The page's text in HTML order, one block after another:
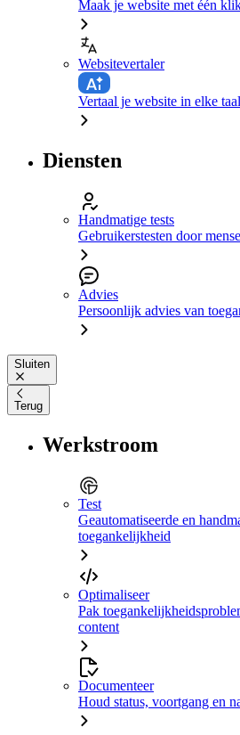
Maak je website met één
Websitevertaler
Vertaal je website in elke
Diensten
Handmatige tests
Gebruikerstesten door
Advies
Persoonlijk advies van
Sluiten
Terug
Werkstroom
Test
Geautomatiseerde en
toegankelijkheid
Optimaliseer
Pak
content
Documenteer
Houd status, voortgang en